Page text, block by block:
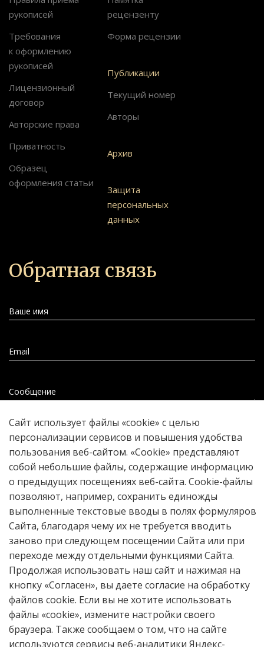
рукописей
Требования
к оформлению
рукописей
Лицензионный
договор
Авторские права
Приватность
Образец
оформления статьи
рецензенту
Форма рецензии
Публикации
Текущий номер
Авторы
Архив
Защита
персональных
данных
Обратная связь
Ваше имя
Email
Сообщение
Прикрепить файл
Отправить
© 2026 Historia provinciae – журнал
региональной историиЧереповецкий
Государственный Университет
16+
Контент доступен под лицензией
Creative Commons Attribution 4.0
License
Сайт использует файлы «cookie» с целью
персонализации сервисов и повышения удобства
пользования веб-сайтом. «Cookie» представляют
собой небольшие файлы, содержащие информацию
о предыдущих посещениях веб-сайта. Cookie-файлы
позволяют, например, сохранить единожды
выполненные текстовые вводы в полях формуляров
Сайта, благодаря чему их не требуется вводить
заново при следующем посещении Сайта или при
переходе между отдельными функциями Сайта.
Продолжая использовать наш сайт и нажимая на
кнопку «Согласен», вы даете согласие на обработку
файлов cookie. Если вы не хотите использовать
файлы «cookie», измените настройки своего
браузера. Также сообщаем о том, что на сайте
используются сервисы веб-аналитики Яндекс-